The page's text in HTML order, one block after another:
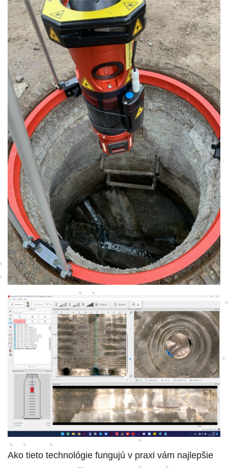
Ako tieto technológie fungujú v praxi vám najlepšie